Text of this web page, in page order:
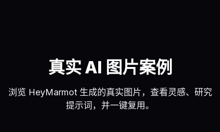
真实 AI 图片案例
浏览 HeyMarmot 生成的真实图片，查看灵感、研究
提示词，并一键复用。